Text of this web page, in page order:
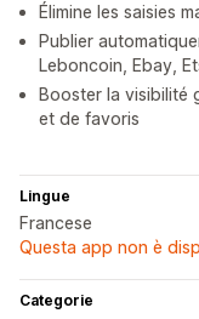
Élimine les saisies
Publier
Leboncoin, Ebay,
Booster la visibilité
et de favoris
Lingue
Francese
Questa app non è
Categorie